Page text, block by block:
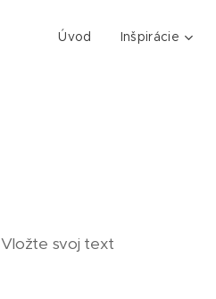
Úvod Inšpirácie
Vložte svoj text